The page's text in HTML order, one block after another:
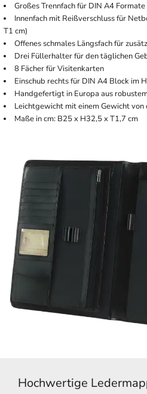
Großes Trennfach für DIN A4 Formate
Innenfach mit Reißverschluss für
T1 cm)
Offenes schmales Längsfach für
Drei Füllerhalter für den täglichen
8 Fächer für Visitenkarten
Einschub rechts für DIN A4 Block im
Handgefertigt in Europa aus
Leichtgewicht mit einem Gewicht von
Maße in cm: B25 x H32,5 x T1,7 cm
Hochwertige